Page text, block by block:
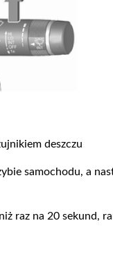
deszczu
samochodu, a
raz na 20 sekund,